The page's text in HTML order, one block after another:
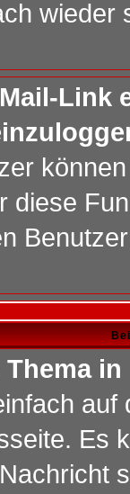
wieder
Link
diese
Es